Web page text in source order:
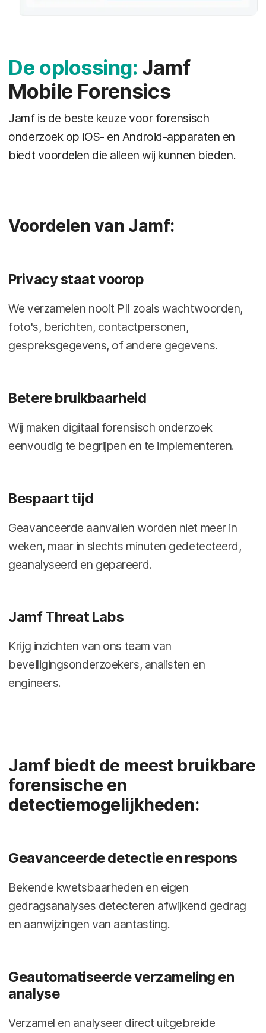
De oplossing: Jamf
Mobile Forensics
Jamf is de beste keuze voor forensisch
onderzoek op iOS- en Android-apparaten en
biedt voordelen die alleen wij kunnen bieden.
Voordelen van Jamf:
Privacy staat voorop
We verzamelen nooit PII zoals wachtwoorden,
foto's, berichten, contactpersonen,
gespreksgegevens, of andere gegevens.
Betere bruikbaarheid
Wij maken digitaal forensisch onderzoek
eenvoudig te begrijpen en te implementeren.
Bespaart tijd
Geavanceerde aanvallen worden niet meer in
weken, maar in slechts minuten gedetecteerd,
geanalyseerd en gepareerd.
Jamf Threat Labs
Krijg inzichten van ons team van
beveiligingsonderzoekers, analisten en
engineers.
Jamf biedt de meest bruikbare
forensische en
detectiemogelijkheden:
Geavanceerde detectie en respons
Bekende kwetsbaarheden en eigen
gedragsanalyses detecteren afwijkend gedrag
en aanwijzingen van aantasting.
Geautomatiseerde verzameling en
analyse
Verzamel en analyseer direct uitgebreide